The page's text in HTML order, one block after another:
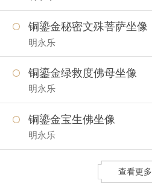
铜鎏金秘密文殊菩萨坐像
明永乐
铜鎏金绿救度佛母坐像
明永乐
铜鎏金宝生佛坐像
明永乐
查看更多